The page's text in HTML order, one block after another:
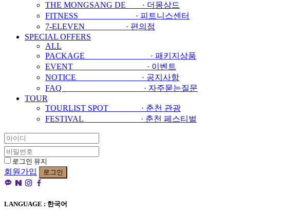
THE MONGSANG DE · 더몽상드
FITNESS · 피트니스센터
7-ELEVEN · 편의점
SPECIAL OFFERS
ALL
PACKAGE · 패키지상품
EVENT · 이벤트
NOTICE · 공지사항
FAQ · 자주묻는질문
TOUR
TOURLIST SPOT · 춘천 관광
FESTIVAL · 춘천 페스티벌
로그인 유지
회원가입 로그인
LANGUAGE : 한국어